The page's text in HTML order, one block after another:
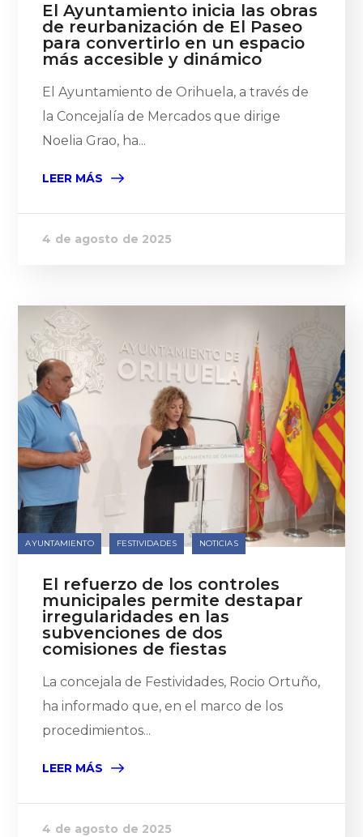
El Ayuntamiento inicia las obras
de reurbanización de El Paseo
para convertirlo en un espacio
más accesible y dinámico
El Ayuntamiento de Orihuela, a través de
la Concejalía de Mercados que dirige
Noelia Grao, ha...
LEER MÁS
4 de agosto de 2025
AYUNTAMIENTO FESTIVIDADES NOTICIAS
El refuerzo de los controles
municipales permite destapar
irregularidades en las
subvenciones de dos
comisiones de fiestas
La concejala de Festividades, Rocio Ortuño,
ha informado que, en el marco de los
procedimientos...
LEER MÁS
4 de agosto de 2025